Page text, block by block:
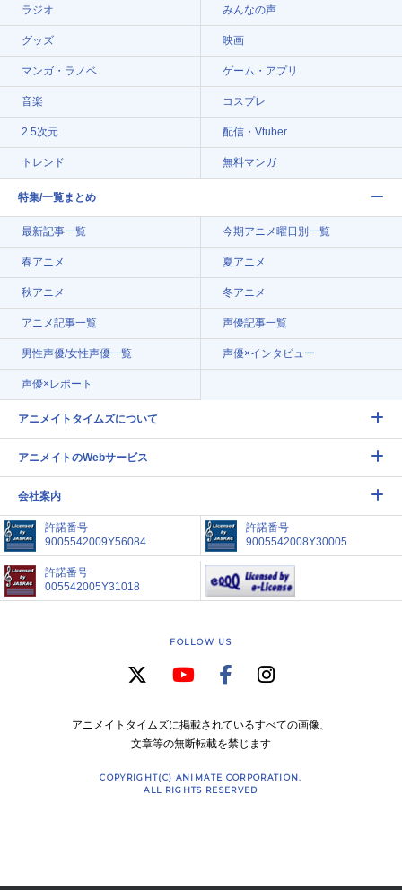
ラジオ みんなの声
グッズ 映画
マンガ・ラノベ ゲーム・アプリ
音楽 コスプレ
2.5次元 配信・Vtuber
トレンド 無料マンガ
特集/一覧まとめ
最新記事一覧 今期アニメ曜日別一覧
春アニメ 夏アニメ
秋アニメ 冬アニメ
アニメ記事一覧 声優記事一覧
男性声優/女性声優一覧 声優×インタビュー
声優×レポート
アニメイトタイムズについて
アニメイトのWebサービス
会社案内
許諾番号
9005542009Y56084
許諾番号
9005542008Y30005
許諾番号
005542005Y31018
FOLLOW US
アニメイトタイムズに掲載されているすべての画像、
文章等の無断転載を禁じます
COPYRIGHT(C) ANIMATE CORPORATION.
ALL RIGHTS RESERVED